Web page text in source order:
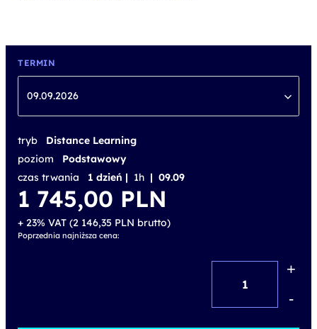
TERMIN
09.09.2026
tryb
Distance Learning
poziom
Podstawowy
czas trwania
1 dzień | 1h | 09.09
1 745,00 PLN
+ 23% VAT (2 146,35 PLN brutto)
Poprzednia najniższa cena:
+
-